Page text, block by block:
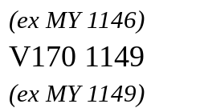
(ex MY 1146)
V170 1149
(ex MY 1149)